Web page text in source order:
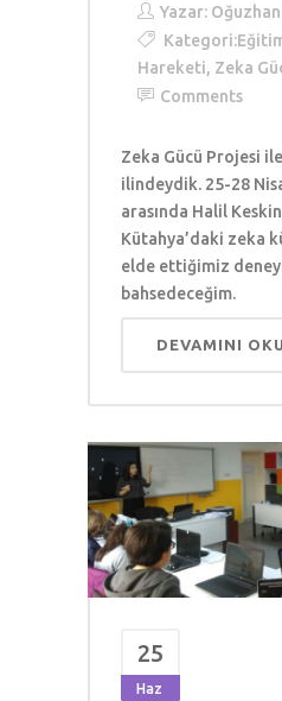
Yazar:
Kategori:
Hareketi, Zeka
Comments
Zeka Gücü Projesi
ilindeydik. 25-28
arasında Halil
Kütahya’daki zeka
elde ettiğimiz
bahsedeceğim.
DEVAMINI OKU
25
Haz